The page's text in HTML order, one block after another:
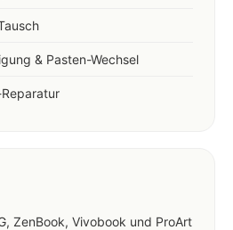
& Pasten-Wechsel
ZenBook, Vivobook und ProArt